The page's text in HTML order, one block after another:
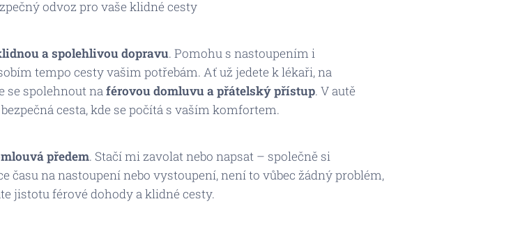
odvoz pro vaše klidné cesty
a spolehlivou dopravu. Pomohu s nastoupením i
tempo cesty vašim potřebám. Ať už jedete k lékaři, na
se spolehnout naférovou domluvu a přátelský přístup. V autě
cesta, kde se počítá s vaším komfortem.
předem. Stačí mi zavolat nebo napsat – společně si
času na nastoupení nebo vystoupení, není to vůbec žádný problém,
jistotu férové dohody a klidné cesty.